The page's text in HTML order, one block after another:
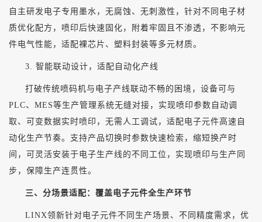
自主研发电子专用墨水，无腐蚀、无刺激性，针对不同电子材
质优化配方，喷印后快速固化，附着牢固且不渗透，不影响元
件电气性能，适配裸芯片、塑料封装等多元材质。
3. 智能联动设计，适配自动化产线
打破传统喷码机与电子产线联动不畅的困境，设备可与
PLC、MES等生产管理系统无缝对接，实现喷印参数自动调
取、可变数据实时喷印，无需人工调试，适配电子元件高速自
动化生产节奏。支持产品切换时参数快速检索，缩短换产时
间，可灵活安装于电子生产线的不同工位，实现喷印与生产同
步，保障生产连贯性。
三、分场景适配：覆盖电子元件全生产环节
LINX领新针对电子元件不同生产场景、不同精度需求，优